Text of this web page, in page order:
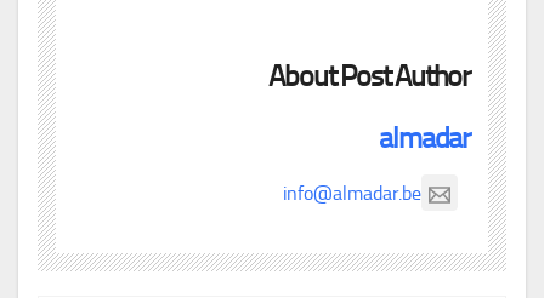
About Post Author
almadar
info@almadar.be